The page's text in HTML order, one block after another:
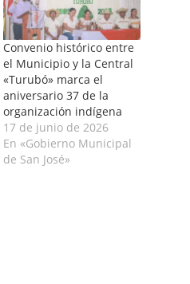
Convenio histórico entre
el Municipio y la Central
«Turubó» marca el
aniversario 37 de la
organización indígena
17 de junio de 2026
En «Gobierno Municipal
de San José»